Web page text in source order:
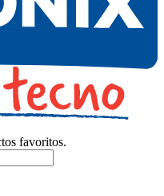
favoritos.